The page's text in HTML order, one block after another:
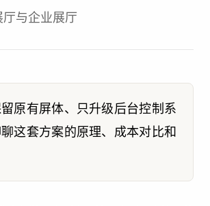
与企业展厅
原有屏体、只升级后台控制系
这套方案的原理、成本对比和